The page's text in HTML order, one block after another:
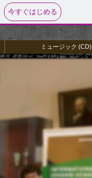
今すぐはじめる
ミュージック (CD)